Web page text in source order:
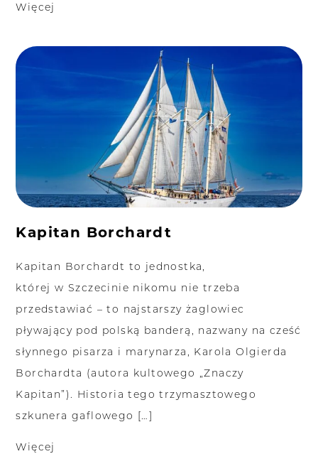
Więcej
Kapitan Borchardt
Kapitan Borchardt to jednostka,
której w Szczecinie nikomu nie trzeba
przedstawiać – to najstarszy żaglowiec
pływający pod polską banderą, nazwany na cześć
słynnego pisarza i marynarza, Karola Olgierda
Borchardta (autora kultowego „Znaczy
Kapitan”). Historia tego trzymasztowego
szkunera gaflowego […]
Więcej